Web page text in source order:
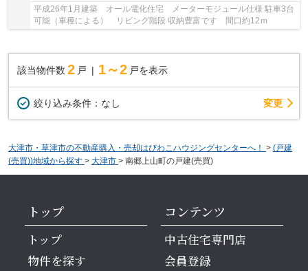
平成26年1月建築 オール電化住宅 メーターモジュール仕様 駐車3台
可能（車種による） リビング階段 収納豊富です 間口約12ｍ
該当物件数 2 戸 1～2 戸を表示
絞り込み条件： なし 変更
大津市・草津市の不動産購入・売却はびわこハウジングセンターへ！ > (戸建
(売買))地域から探す > 大津市 > 南郷上山町の戸建(売買)
トップ
トップ
物件を探す
コンテンツ
中古住宅専門店
会員登録